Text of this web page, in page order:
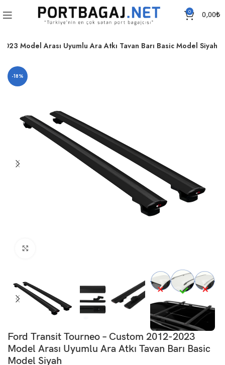
0 0,00₺
Model Arası Uyumlu Ara Atkı Tavan Barı Basic Model Siyah
-18%
Ford Transit Tourneo – Custom 2012-2023
Model Arası Uyumlu Ara Atkı Tavan Barı Basic
Model Siyah